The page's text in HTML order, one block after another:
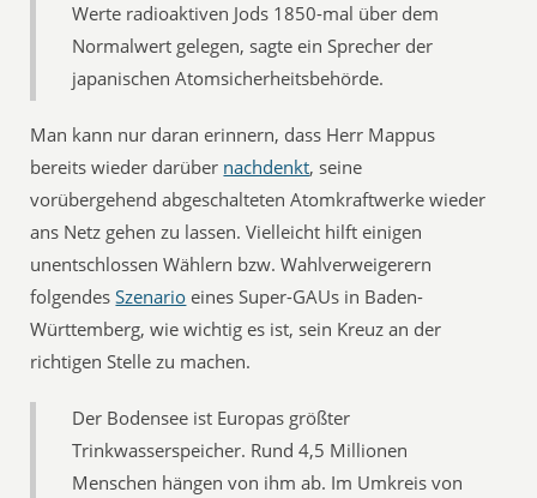
Werte radioaktiven Jods 1850-mal über dem
Normalwert gelegen, sagte ein Sprecher der
japanischen Atomsicherheitsbehörde.
Man kann nur daran erinnern, dass Herr Mappus
bereits wieder darüber nachdenkt, seine
vorübergehend abgeschalteten Atomkraftwerke wieder
ans Netz gehen zu lassen. Vielleicht hilft einigen
unentschlossen Wählern bzw. Wahlverweigerern
folgendesSzenario eines Super-GAUs in Baden-
Württemberg, wie wichtig es ist, sein Kreuz an der
richtigen Stelle zu machen.
Der Bodensee ist Europas größter
Trinkwasserspeicher. Rund 4,5 Millionen
Menschen hängen von ihm ab. Im Umkreis von